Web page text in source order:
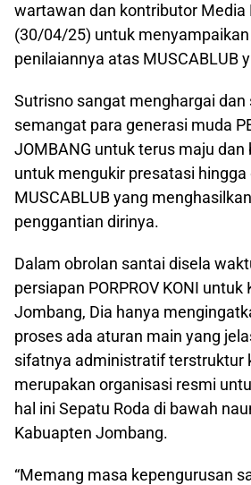
wartawan dan kontributor Media
(30/04/25) untuk
penilaiannya atas MUSCABLUB
Sutrisno sangat menghargai dan
semangat para generasi muda
JOMBANG untuk terus maju
untuk mengukir presatasi hingga
MUSCABLUB yang
penggantian dirinya.
Dalam obrolan santai disela
persiapan PORPROV KONI untuk
Jombang, Dia hanya
proses ada aturan main yang
sifatnya administratif terstruktur
merupakan organisasi resmi
hal ini Sepatu Roda di bawah
Kabuapten Jombang.
“Memang masa kepengurusan